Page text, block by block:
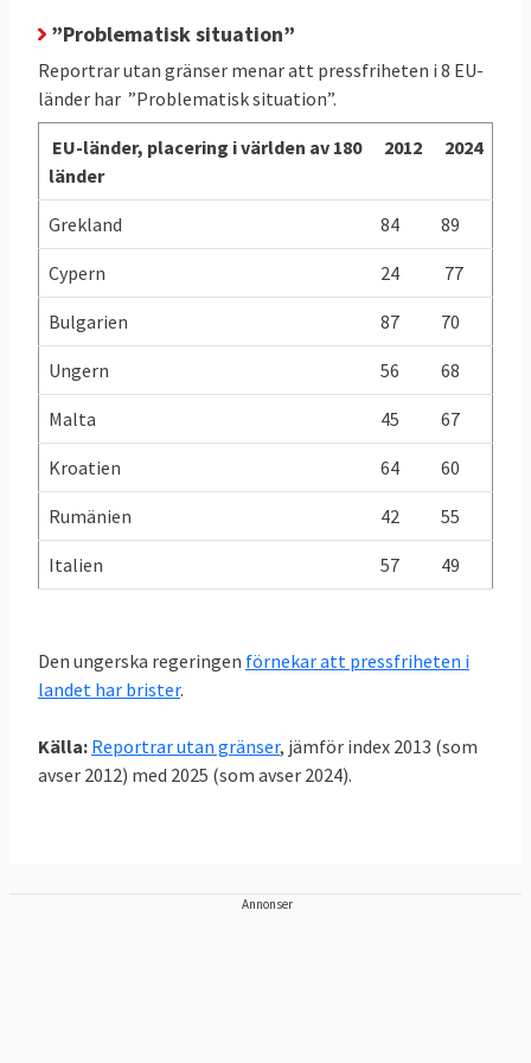
”Problematisk situation”
Reportrar utan gränser menar att pressfriheten i 8 EU-
länder har ”Problematisk situation”.
EU-länder, placering i världen av 180
länder
2012 2024
Grekland 84 89
Cypern 24 77
Bulgarien 87 70
Ungern 56 68
Malta 45 67
Kroatien 64 60
Rumänien 42 55
Italien 57 49
Den ungerska regeringen förnekar att pressfriheten i
landet har brister.
Källa: Reportrar utan gränser, jämför index 2013 (som
avser 2012) med 2025 (som avser 2024).
Annonser